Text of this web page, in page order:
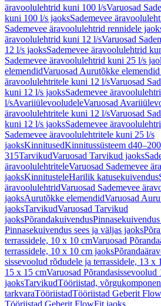
äravoolulehtrid kuni 100 l/sVaruosad
kuni 100 l/s jaoksSademevee
Sademevee äravoolulehtrid rennidele
äravoolulehtrid kuni 12 l/sVaruosad
12 l/s jaoksSademevee äravoolulehtrid
Sademevee äravoolulehtrid kuni 25 l/s
elemendidVaruosad Aurutõkke
äravoolulehtritele kuni 12 l/sVaruosad
kuni 12 l/s jaoksSademevee
l/sAvariiülevooludeleVaruosad
äravoolulehtritele kuni 12 l/sVaruosad
kuni 12 l/s jaoksSademevee
Sademevee äravoolulehtritele kuni 25 l/s
jaoksKinnitusedKinnitussüsteem d40–200
315TarvikudVaruosad Tarvikud jaoks
äravoolulehtriteleVaruosad Sademevee
jaoksKinnitusteleHarilik katusekuivendus
äravoolulehtridVaruosad Sademevee
jaoksAurutõkke elemendidVaruosad
jaoksTarvikudVaruosad Tarvikud
jaoksPõrandakuivendus
Pinnasekuivendus sees ja väljas jaoks
terrassidele, 10 x 10 cmVaruosad
terrassidele, 10 x 10 cm jaoks
sissevoolud rõdudele ja terrassidele, 13 x
15 x 15 cmVaruosad Põrandasissevoolud
jaoksTarvikudTööriistad,
tarkvaraTööriistadTööriistad Geberit
Tööriistad Geberit FlowFit jaoks